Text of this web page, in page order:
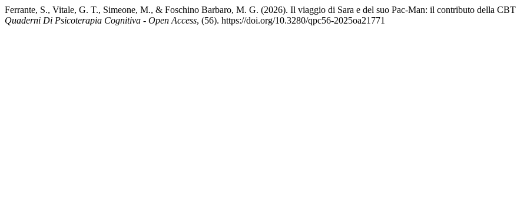
Ferrante, S., Vitale, G. T., Simeone, M., & Foschino Barbaro, M. G. (2026). Il viaggio di Sara e del suo Pac-Man: il contributo della
Quaderni Di Psicoterapia Cognitiva - Open Access, (56). https://doi.org/10.3280/qpc56-2025oa21771